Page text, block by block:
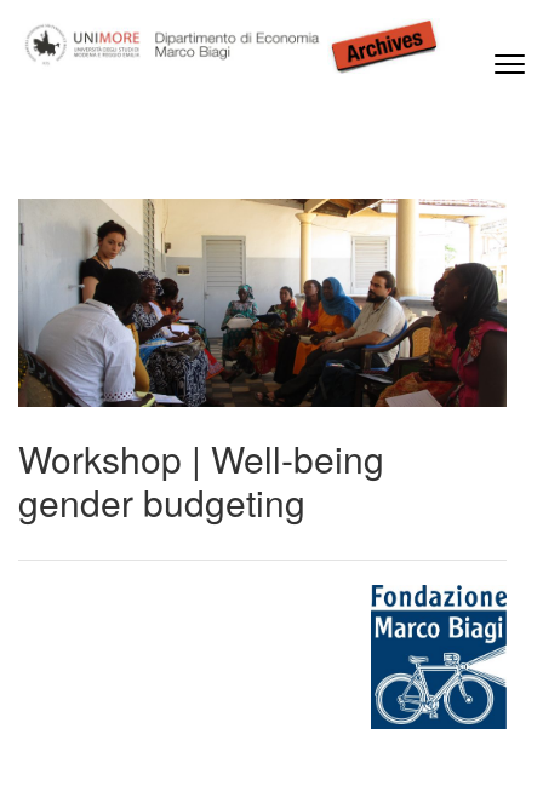
contenuto
Workshop | Well-being
gender budgeting